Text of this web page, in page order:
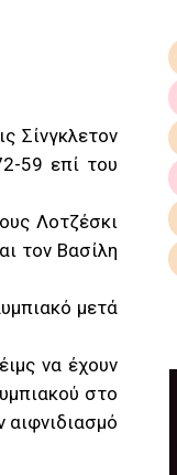
Σίνγκλετον
59 επί του
Λοτζέσκι
τον Βασίλη
μετά
να έχουν
στο
αιφνιδιασμό